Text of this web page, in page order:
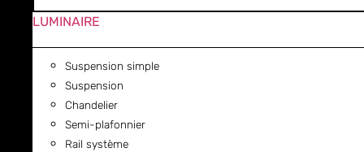
LUMINAIRE
Suspension simple
Suspension
Chandelier
Semi-plafonnier
Rail système